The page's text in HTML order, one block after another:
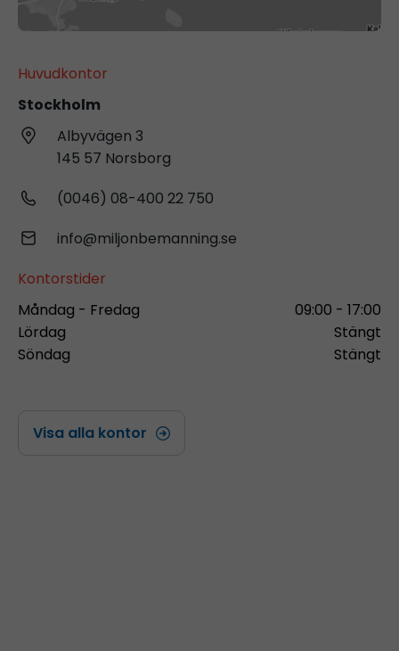
Huvudkontor
Stockholm
Albyvägen 3
145 57 Norsborg
(0046) 08-400 22 750
info@miljonbemanning.se
Kontorstider
Måndag - Fredag
09:00 - 17:00
Lördag
Stängt
Söndag
Stängt
Visa alla kontor